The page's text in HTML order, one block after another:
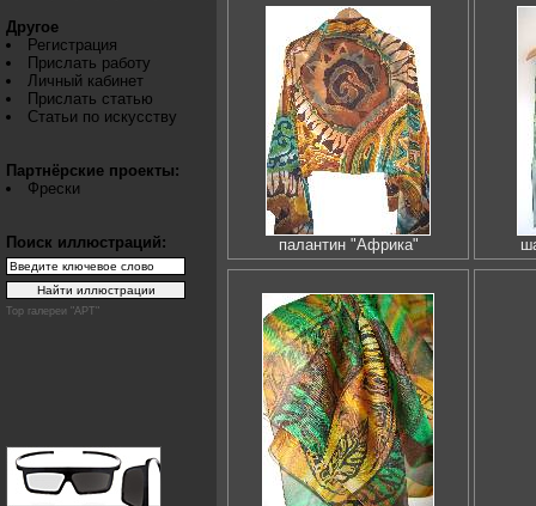
Другое
Регистрация
Прислать работу
Личный кабинет
Прислать статью
Статьи по искусству
Партнёрские проекты:
Фрески
Поиск иллюстраций:
Top галереи "АРТ"
палантин "Африка"